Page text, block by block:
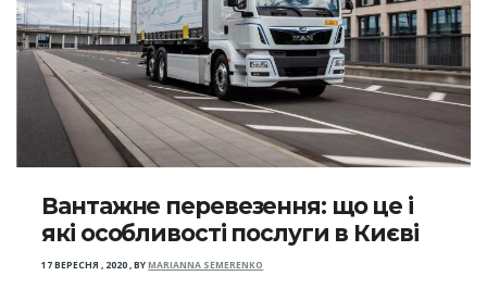
Вантажне перевезення: що це і
які особливості послуги в Києві
17 ВЕРЕСНЯ , 2020,BYMARIANNA SEMERENKO